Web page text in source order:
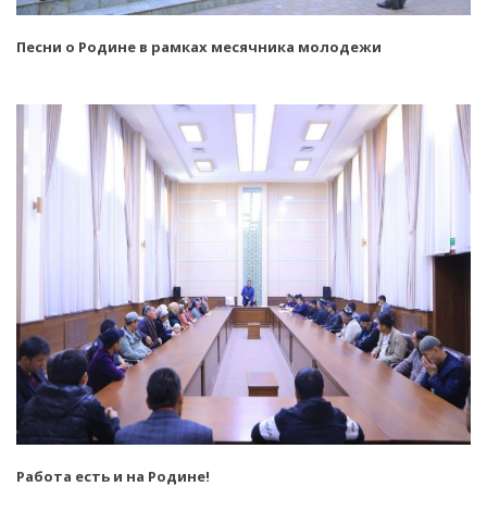
Песни о Родине в рамках месячника молодежи
Работа есть и на Родине!